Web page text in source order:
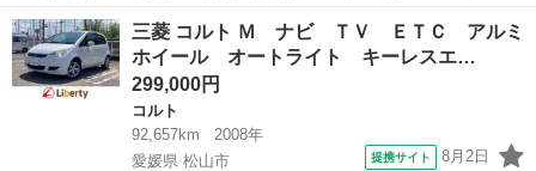
名： 三菱 ■ 車種名： コルト ■ グレード名： ラリーアート
バージョンＲ ターボ ＡＶＳ１７インチアルミ ローダウン ブー
ストメーター...
千葉 我孫子市 コルト
三菱 コルト Ｍ ナビ ＴＶ ＥＴＣ アルミ
ホイール オートライト キーレスエ…
299,000円
コルト
92,657km
2008年
愛媛県 松山市
提携サイト 8月2日